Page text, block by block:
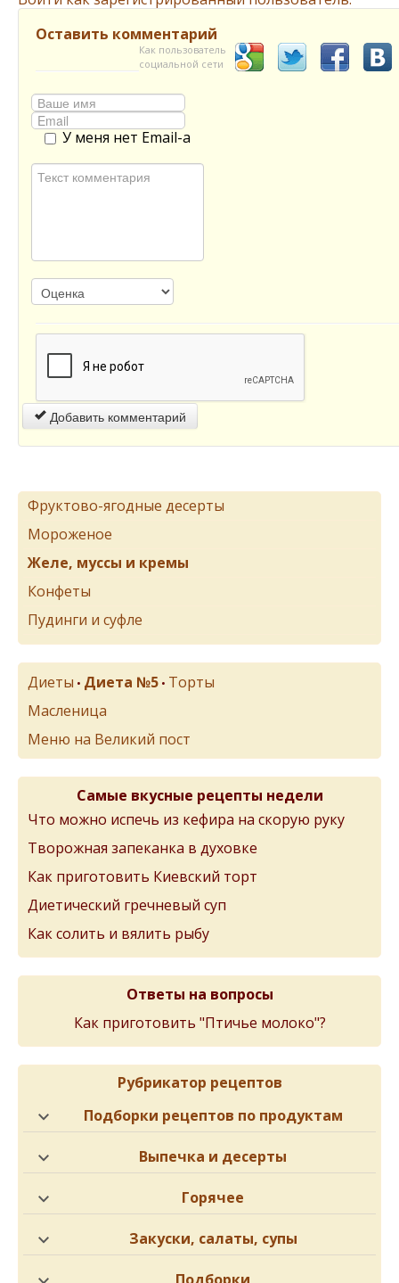
Оставить комментарий
Как пользователь
социальной сети
У меня нет Email-а
Добавить комментарий
Фруктово-ягодные десерты
Мороженое
Желе, муссы и кремы
Конфеты
Пудинги и суфле
Диеты • Диета №5 • Торты
Масленица
Меню на Великий пост
Самые вкусные рецепты недели
Что можно испечь из кефира на скорую руку
Творожная запеканка в духовке
Как приготовить Киевский торт
Диетический гречневый суп
Как солить и вялить рыбу
Ответы на вопросы
Как приготовить "Птичье молоко"?
Рубрикатор рецептов
Подборки рецептов по продуктам
Выпечка и десерты
Горячее
Закуски, салаты, супы